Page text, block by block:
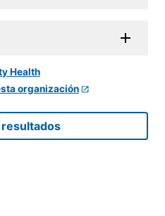
organización